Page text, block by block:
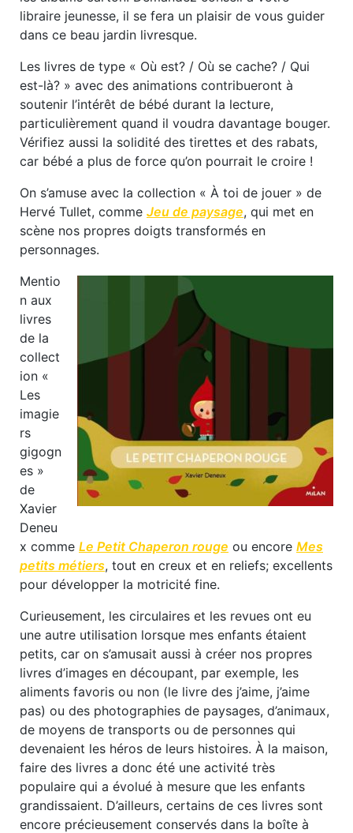
libraire jeunesse, il se fera un plaisir de vous guider
dans ce beau jardin livresque.
Les livres de type « Où est? / Où se cache? / Qui
est-là? » avec des animations contribueront à
soutenir l’intérêt de bébé durant la lecture,
particulièrement quand il voudra davantage bouger.
Vérifiez aussi la solidité des tirettes et des rabats,
car bébé a plus de force qu’on pourrait le croire !
On s’amuse avec la collection « À toi de jouer » de
Hervé Tullet, comme Jeu de paysage, qui met en
scène nos propres doigts transformés en
personnages.
Mentio
n aux
livres
de la
collect
ion «
Les
imagie
rs
gigogn
es »
de
Xavier
Deneu
x comme Le Petit Chaperon rouge ou encore Mes
petits métiers, tout en creux et en reliefs; excellents
pour développer la motricité fine.
Curieusement, les circulaires et les revues ont eu
une autre utilisation lorsque mes enfants étaient
petits, car on s’amusait aussi à créer nos propres
livres d’images en découpant, par exemple, les
aliments favoris ou non (le livre des j’aime, j’aime
pas) ou des photographies de paysages, d’animaux,
de moyens de transports ou de personnes qui
devenaient les héros de leurs histoires. À la maison,
faire des livres a donc été une activité très
populaire qui a évolué à mesure que les enfants
grandissaient. D’ailleurs, certains de ces livres sont
encore précieusement conservés dans la boîte à